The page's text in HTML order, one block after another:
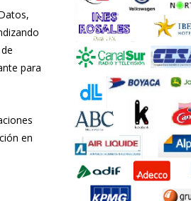
para
en